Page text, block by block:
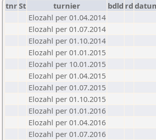
tnrSt turnier bdld rd
Elozahl per 01.04.2014
Elozahl per 01.07.2014
Elozahl per 01.10.2014
Elozahl per 01.01.2015
Elozahl per 10.01.2015
Elozahl per 01.04.2015
Elozahl per 01.07.2015
Elozahl per 01.10.2015
Elozahl per 01.01.2016
Elozahl per 01.04.2016
Elozahl per 01.07.2016